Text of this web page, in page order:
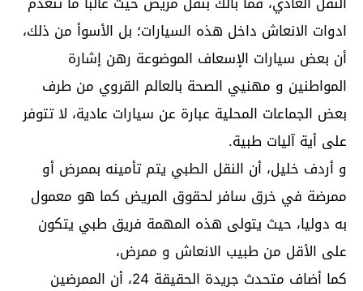
ادوات الانعاش داخل هذه السيارات؛ بل الأسوأ من ذلك،
أن بعض سيارات الإسعاف الموضوعة رهن إشارة
المواطنين و مهنيي الصحة بالعالم القروي من طرف
بعض الجماعات المحلية عبارة عن سيارات عادية، لا تتوفر
على أية آليات طبية.
و أردف خليل، أن النقل الطبي يتم تأمينه بممرض أو
ممرضة في خرق سافر لحقوق المريض كما هو معمول
به دوليا، حيث يتولى هذه المهمة فريق طبي يتكون
على الأقل من طبيب الانعاش و ممرض،
كما أضاف متحدث جريدة الحقيقة 24، أن الممرضين